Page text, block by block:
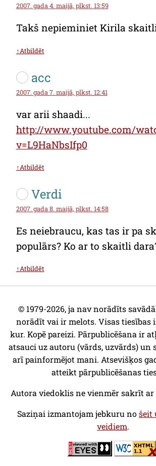
2007. gada 4. maijā, plkst. 13:59
Takš nepieminiet Kirila
↑Atbildēt
acc
2007. gada 7. maijā, plkst. 12:41
var arii shaadi...
http://www.youtube.com/
v=L9HaNbsIfp0
↑Atbildēt
Verdi
2007. gada 8. maijā, plkst. 14:58
Es neiebraucu, kas tas ir pa
populārs? Ko ar to skaitli
↑Atbildēt
© 1979-2026, ja nav norādīts
norādīt vai ir melots. Visas tiesības
kur. Kopē pareizi. Pārpublicēšana ir
atsauci uz autoru (vārds, uzvārds) un
arī painformējot mani. Atsevišķos
atteikt pārpublicēšanas
Autora viedoklis ne vienmēr sakrīt
Saziņai izmantojam jebkuru nošeit
veidiem.